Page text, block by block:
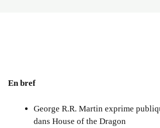
En bref
George R.R. Martin exprime
dans House of the Dragon